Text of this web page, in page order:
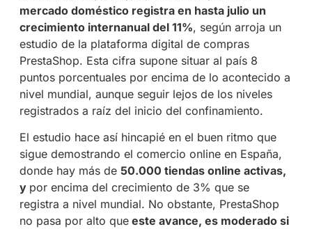
mercado doméstico registra en hasta julio un
crecimiento internanual del 11%, según arroja un
estudio de la plataforma digital de compras
PrestaShop. Esta cifra supone situar al país 8
puntos porcentuales por encima de lo acontecido a
nivel mundial, aunque seguir lejos de los niveles
registrados a raíz del inicio del confinamiento.
El estudio hace así hincapié en el buen ritmo que
sigue demostrando el comercio online en España,
donde hay más de 50.000 tiendas online activas,
y por encima del crecimiento de 3% que se
registra a nivel mundial. No obstante, PrestaShop
no pasa por alto queeste avance, es moderado si